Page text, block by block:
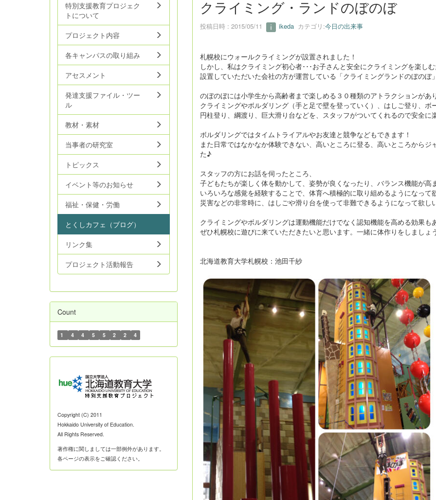
クライミング・ランドのぼのぼ
投稿日時 : 2015/05/11 ikedaカテゴリ:今日の出来事
札幌校にウォールクライミングが設置されました！
しかし、私はクライミング初心者･･･お子さんと安全にクライミングを楽しむ
設置していただいた会社の方が運営している「クライミングランドのぼのぼ
のぼのぼには小学生から高齢者まで楽しめる３０種類のアトラクションがあり
クライミングやボルダリング（手と足で壁を登っていく）、はしご登り、ボ
円柱登り、綱渡り、巨大滑り台などを、スタッフがついてくれるので安全に
ボルダリングではタイムトライアルやお友達と競争などもできます！
また日常ではなかなか体験できない、高いところに登る、高いところから
た♪
スタッフの方にお話を伺ったところ、
子どもたちが楽しく体を動かして、姿勢が良くなったり、バランス機能が高
いろいろな感覚を経験することで、体育へ積極的に取り組めるようになって欲
災害などの非常時に、はしごや滑り台を使って非難できるようになって欲し
クライミングやボルダリングは運動機能だけでなく認知機能を高める効果も
ぜひ札幌校に遊びに来ていただきたいと思います。一緒に体作りをしましょ
北海道教育大学札幌校：池田千紗
特別支援教育プロジェク
トについて
プロジェクト内容
各キャンパスの取り組み
アセスメント
発達支援ファイル・ツー
ル
教材・素材
当事者の研究室
トピックス
イベント等のお知らせ
福祉・保健・労働
とくしカフェ（ブログ）
リンク集
プロジェクト活動報告
Count
1 4 4 5 5 2 2 4
Copyright (C) 2011
Hokkaido University of Education.
All Rights Reserved.
著作権に関しましては一部例外があります。
各ページの表示をご確認ください。